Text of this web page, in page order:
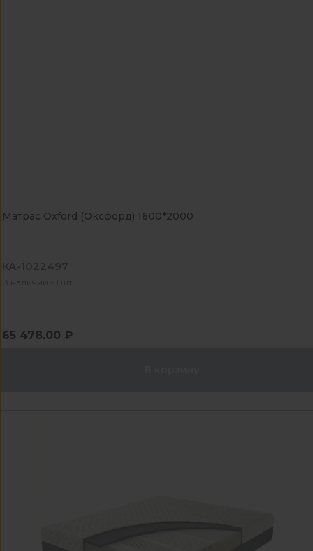
Матрас Oxford (Оксфорд) 1600*2000
КА-1022497
В наличии - 1 шт
65 478.00 ₽